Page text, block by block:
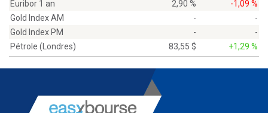
Euribor 1 an 2,90 %
-1,09 %
Gold Index AM
-
-
Gold Index PM
-
-
Pétrole (Londres)
83,55 $ +1,29 %